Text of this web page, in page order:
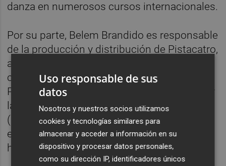
danza en numerosos cursos internacionales.
Por su parte, Belem Brandido es responsable
de la producción y distribución de Pistacatro,
así como la gestión de proyectos y la
comunicación. En concreto, es licenciada en
Periodismo y Comunicación Audiovisual por
la Universidad de Santiago de Compostela
(USC) y trabaja como 'freelance' en las artes
escénicas y en la industria del cine desde
hace 20 años.
Uso responsable de sus
datos
Nosotros y nuestros socios utilizamos
cookies y tecnologías similares para
almacenar y acceder a información en su
dispositivo y procesar datos personales,
como su dirección IP, identificadores únicos